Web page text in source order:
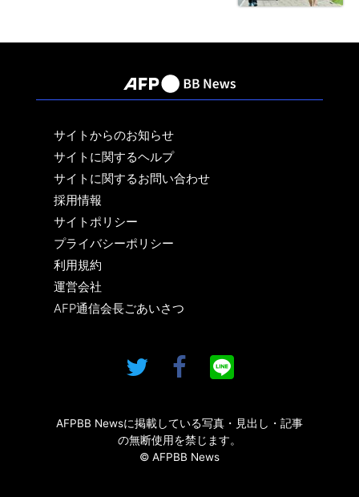
サイトからのお知らせ
サイトに関するヘルプ
サイトに関するお問い合わせ
採用情報
サイトポリシー
プライバシーポリシー
利用規約
運営会社
AFP通信会長ごあいさつ
AFPBB Newsに掲載している写真・見出し・記事
の無断使用を禁じます。
© AFPBB News